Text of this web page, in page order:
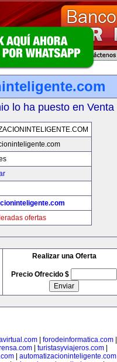
lo ha puesto en Venta
ofertas
Realizar una Oferta
Precio Ofrecido $
forodeinformatica.com
| turistasyviajeros.com|
automatizacioninteligente.com